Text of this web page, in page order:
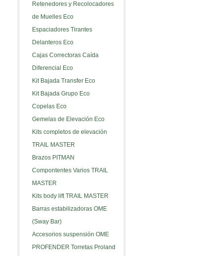
Retenedores y Recolocadores
de Muelles Eco
Espaciadores Tirantes
Delanteros Eco
Cajas Correctoras Caída
Diferencial Eco
Kit Bajada Transfer Eco
Kit Bajada Grupo Eco
Copelas Eco
Gemelas de Elevación Eco
Kits completos de elevación
TRAIL MASTER
Brazos PITMAN
Compontentes Varios TRAIL
MASTER
Kits body lift TRAIL MASTER
Barras estabilizadoras OME
(Sway Bar)
Accesorios suspensión OME
PROFENDER Torretas Proland